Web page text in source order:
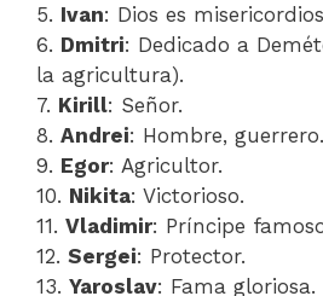
5. Ivan: Dios es
6. Dmitri: Dedicado a
la agricultura).
7. Kirill: Señor.
8. Andrei: Hombre, guerrero.
9. Egor: Agricultor.
10. Nikita: Victorioso.
11. Vladimir: Príncipe
12. Sergei: Protector.
13. Yaroslav: Fama gloriosa.